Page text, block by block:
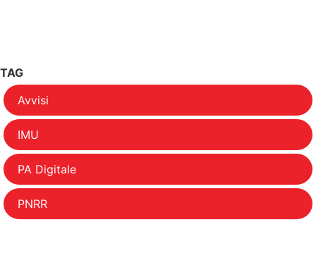
TAG
Avvisi
IMU
PA Digitale
PNRR